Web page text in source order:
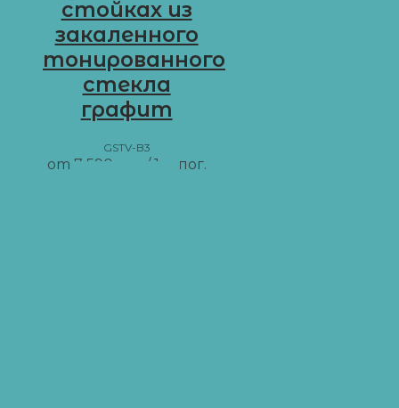
стойках из
закаленного
тонированного
стекла
графит
GSTV-B3
от 7 590
/ 1 м пог.